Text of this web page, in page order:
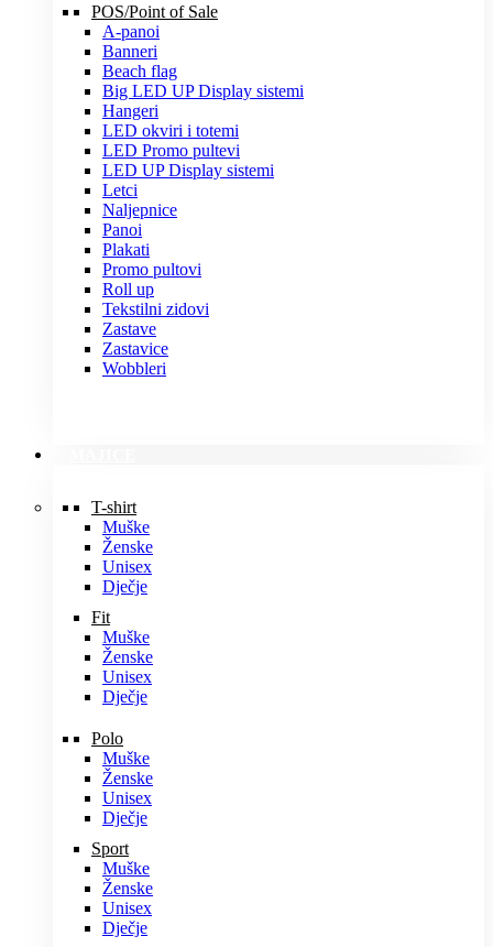
POS/Point of Sale
A-panoi
Banneri
Beach flag
Big LED UP Display sistemi
Hangeri
LED okviri i totemi
LED Promo pultevi
LED UP Display sistemi
Letci
Naljepnice
Panoi
Plakati
Promo pultovi
Roll up
Tekstilni zidovi
Zastave
Zastavice
Wobbleri
T-shirt
Muške
Ženske
Unisex
Dječje
Fit
Muške
Ženske
Unisex
Dječje
Polo
Muške
Ženske
Unisex
Dječje
Sport
Muške
Ženske
Unisex
Dječje